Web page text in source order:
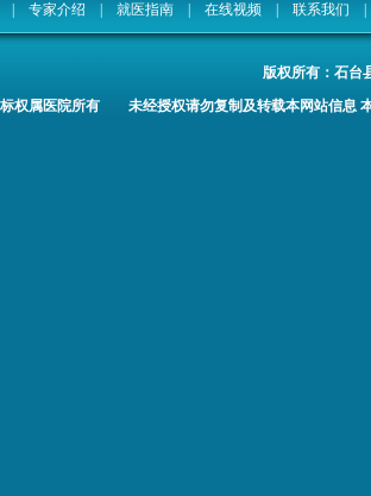
专家介绍 就医指南 在线视频 联系我们
版权所有： 石台
权属医院所有 未经授权请勿复制及转载本网站信息